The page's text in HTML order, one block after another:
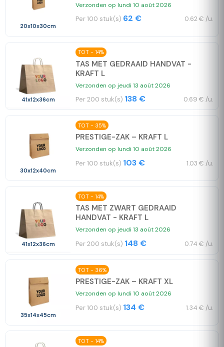
20x10x30cm
Verzonden op lundi 10 août 2026
Per 100 stuk(s) 62 € 0.62 € /u.
41x12x36cm
TOT - 14%
TAS MET GEDRAAID HANDVAT -
KRAFT L
Verzonden op jeudi 13 août 2026
Per 200 stuk(s) 138 € 0.69 € /u.
30x12x40cm
TOT - 35%
PRESTIGE-ZAK – KRAFT L
Verzonden op lundi 10 août 2026
Per 100 stuk(s) 103 € 1.03 € /u.
41x12x36cm
TOT - 14%
TAS MET ZWART GEDRAAID
HANDVAT - KRAFT L
Verzonden op jeudi 13 août 2026
Per 200 stuk(s) 148 € 0.74 € /u.
35x14x45cm
TOT - 36%
PRESTIGE-ZAK – KRAFT XL
Verzonden op lundi 10 août 2026
Per 100 stuk(s) 134 € 1.34 € /u.
TOT - 14%